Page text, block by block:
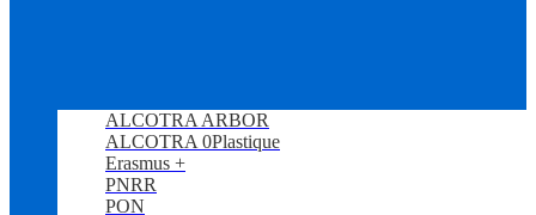
ALCOTRA ARBOR
ALCOTRA 0Plastique
Erasmus +
PNRR
PON